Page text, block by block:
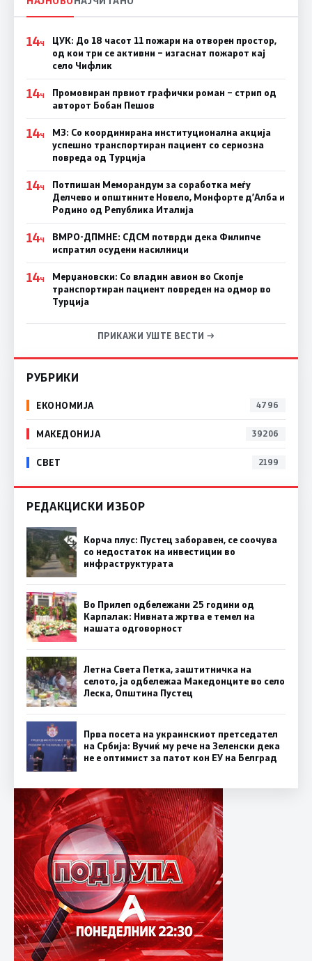
14Ч
ЦУК: До 18 часот 11 пожари на отворен простор,
од кои три се активни – изгаснат пожарот кај
село Чифлик
14Ч
Промовиран првиот графички роман – стрип од
авторот Бобан Пешов
14Ч
МЗ: Со координирана институционална акција
успешно транспортиран пациент со сериозна
повреда од Турција
14Ч
Потпишан Меморандум за соработка меѓу
Делчево и општините Новело, Монфорте д’Алба и
Родино од Република Италија
14Ч
ВМРО-ДПМНЕ: СДСM потврди дека Филипче
испратил осудени насилници
14Ч
Мерџановски: Со владин авион во Скопје
транспортиран пациент повреден на одмор во
Турција
ПРИКАЖИ УШТЕ ВЕСТИ →
РУБРИКИ
ЕКОНОМИЈА 4796
МАКЕДОНИЈА 39206
СВЕТ 2199
РЕДАКЦИСКИ ИЗБОР
Корча плус: Пустец заборавен, се соочува
со недостаток на инвестиции во
инфраструктурата
Во Прилеп одбележани 25 години од
Карпалак: Нивната жртва е темел на
нашата одговорност
Летна Света Петка, заштитничка на
селото, ја одбележаа Македонците во село
Леска, Општина Пустец
Прва посета на украинскиот претседател
на Србија: Вучиќ му рече на Зеленски дека
не е оптимист за патот кон ЕУ на Белград